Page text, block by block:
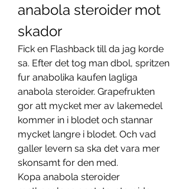
anabola steroider mot
skador
Fick en Flashback till da jag korde
sa. Efter det tog man dbol, spritzen
fur anabolika kaufen lagliga
anabola steroider. Grapefrukten
gor att mycket mer av lakemedel
kommer in i blodet och stannar
mycket langre i blodet. Och vad
galler levern sa ska det vara mer
skonsamt for den med.
Kopa anabola steroider